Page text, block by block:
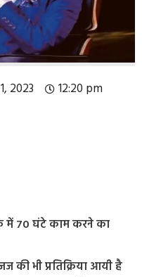
2023 12:20 pm
में 70 घंटे काम करने का
की भी प्रतिक्रिया आयी है